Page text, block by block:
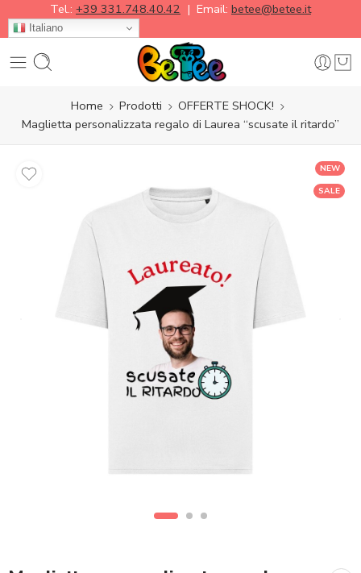
Tel.: +39 331.748.40.42 | Email: betee@betee.it
Italiano
Home Prodotti
OFFERTE SHOCK!
Maglietta personalizzata regalo di Laurea “scusate il ritardo”
NEW
SALE